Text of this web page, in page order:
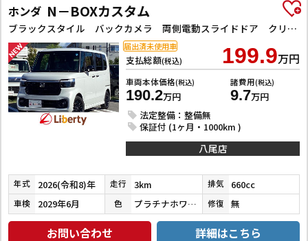
ホンダ N－BOXカスタム
ブラックスタイル バックカメラ 両側電動スライドドア クリアランスソナー オートクルーズコントロール レーンアシスト 衝突被害軽減システム オートライト LEDヘッドランプ スマートキー アイドリングストップ
支払総額(税込) 199.9万円
車両本体価格(税込)
190.2万円
諸費用(税込)
9.7万円
法定整備：整備無
保証付 (1ヶ月・1000km )
届出済未使用車
八尾店
年式 2026(令和8)年 走行 3km 排気 660cc
車検 2029年6月 色 プラチナホワイトパール 修復 無
お問い合わせ 詳細はこちら